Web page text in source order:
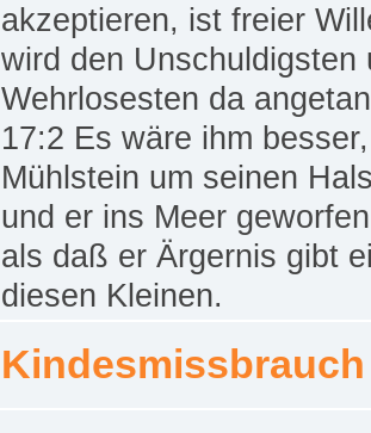
akzeptieren, ist freier
wird den Unschuldigsten
Wehrlosesten da
17:2 Es wäre ihm
Mühlstein um seinen
und er ins Meer
als daß er Ärgernis gibt
diesen Kleinen.
Kindesmissbrauch